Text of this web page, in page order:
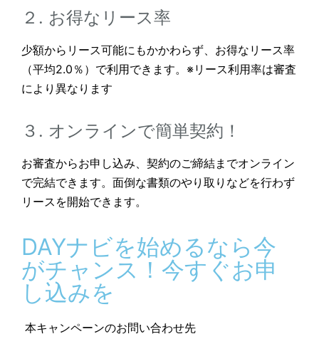
２. お得なリース率
少額からリース可能にもかかわらず、お得なリース率
（平均2.0％）で利用できます。※リース利用率は審査
により異なります
３. オンラインで簡単契約！
お審査からお申し込み、契約のご締結までオンライン
で完結できます。面倒な書類のやり取りなどを行わず
リースを開始できます。
DAYナビを始めるなら今
がチャンス！今すぐお申
し込みを
本キャンペーンのお問い合わせ先